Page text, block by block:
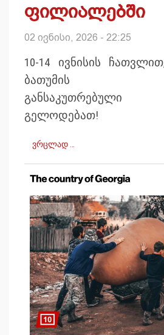
ფილიალებში
02 ივნისი, 2026 - 22:25
10-14 ივნისის
ბათუმის
განსაკუთრებული
გელოდებათ!
ვრცლად …